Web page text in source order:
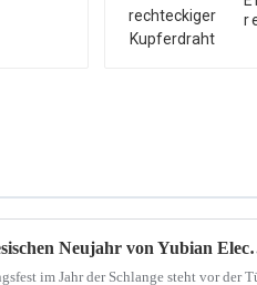
Hinweis zu den
im Jahr der Schlange steht vor der